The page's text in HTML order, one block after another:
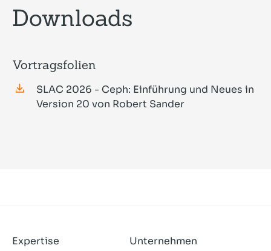
Downloads
Vortragsfolien
SLAC 2026 - Ceph: Einführung und Neues in
Version 20 von Robert Sander
Expertise
Unternehmen